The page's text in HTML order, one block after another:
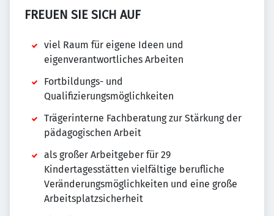
FREUEN SIE SICH AUF
viel Raum für eigene Ideen und
eigenverantwortliches Arbeiten
Fortbildungs- und
Qualifizierungsmöglichkeiten
Trägerinterne Fachberatung zur Stärkung der
pädagogischen Arbeit
als großer Arbeitgeber für 29
Kindertagesstätten vielfältige berufliche
Veränderungsmöglichkeiten und eine große
Arbeitsplatzsicherheit